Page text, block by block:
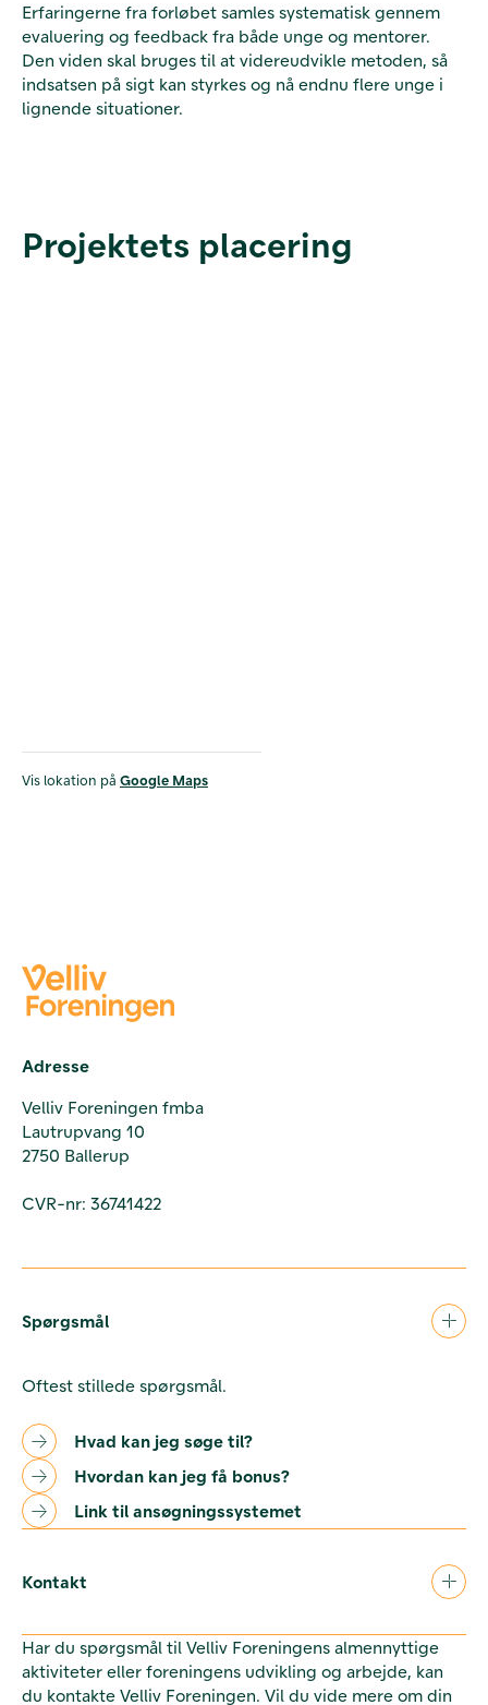
Erfaringerne fra forløbet samles systematisk gennem
evaluering og feedback fra både unge og mentorer.
Den viden skal bruges til at videreudvikle metoden, så
indsatsen på sigt kan styrkes og nå endnu flere unge i
lignende situationer.
Projektets placering
Vis lokation på Google Maps
Adresse
Velliv Foreningen fmba
Lautrupvang 10
2750 Ballerup
CVR-nr: 36741422
Spørgsmål
Oftest stillede spørgsmål.
Hvad kan jeg søge til?
Hvordan kan jeg få bonus?
Link til ansøgningssystemet
Kontakt
Har du spørgsmål til Velliv Foreningens almennyttige
aktiviteter eller foreningens udvikling og arbejde, kan
du kontakte Velliv Foreningen. Vil du vide mere om din